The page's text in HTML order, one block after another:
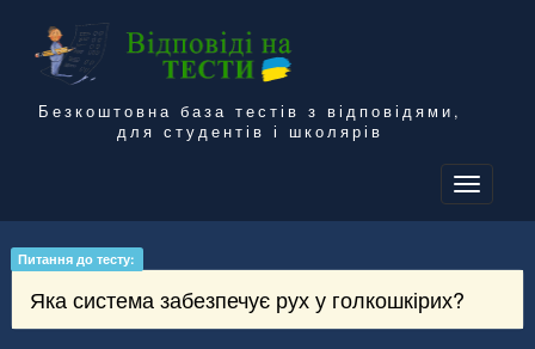
Безкоштовна база тестів з відповідями,
для студентів і школярів
Питання до тесту:
Яка система забезпечує рух у голкошкірих?